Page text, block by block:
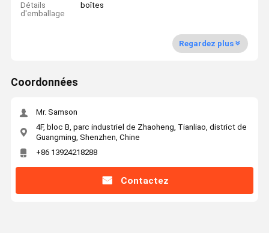
Détails
d'emballage
boîtes
Regardez plus
Coordonnées
Mr. Samson
4F, bloc B, parc industriel de Zhaoheng, Tianliao, district de
Guangming, Shenzhen, Chine
+86 13924218288
Contactez